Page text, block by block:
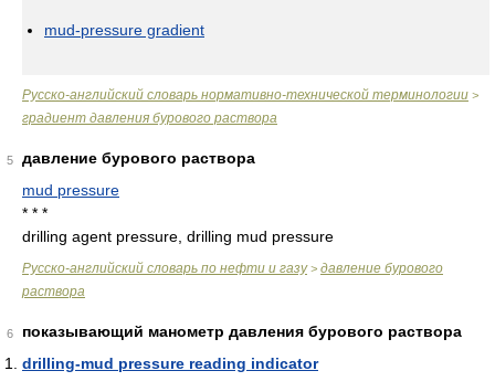
mud-pressure gradient
Русско-английский словарь нормативно-технической терминологии >
градиент давления бурового раствора
5
давление бурового раствора
mud pressure
* * *
drilling agent pressure, drilling mud pressure
Русско-английский словарь по нефти и газу> давление бурового
раствора
6
показывающий манометр давления бурового раствора
drilling-mud pressure reading indicator